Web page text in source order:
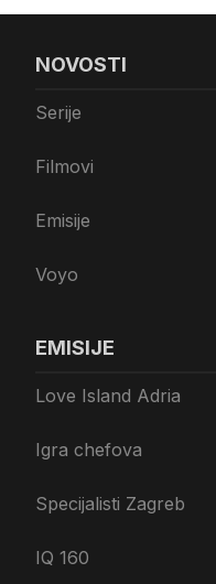
NOVOSTI
Serije
Filmovi
Emisije
Voyo
EMISIJE
Love Island Adria
Igra chefova
Specijalisti Zagreb
IQ 160